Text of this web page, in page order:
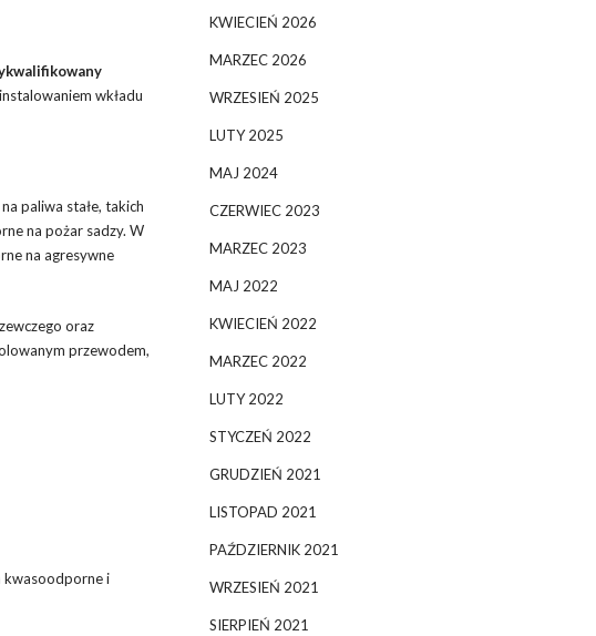
wkładu
paliwa stałe, takich
na pożar sadzy. W
na agresywne
oraz
przewodem,
kwasoodporne i
KWIECIEŃ 2026
MARZEC 2026
WRZESIEŃ 2025
LUTY 2025
MAJ 2024
CZERWIEC 2023
MARZEC 2023
MAJ 2022
KWIECIEŃ 2022
MARZEC 2022
LUTY 2022
STYCZEŃ 2022
GRUDZIEŃ 2021
LISTOPAD 2021
PAŹDZIERNIK 2021
WRZESIEŃ 2021
SIERPIEŃ 2021